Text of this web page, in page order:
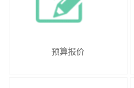
预算报价